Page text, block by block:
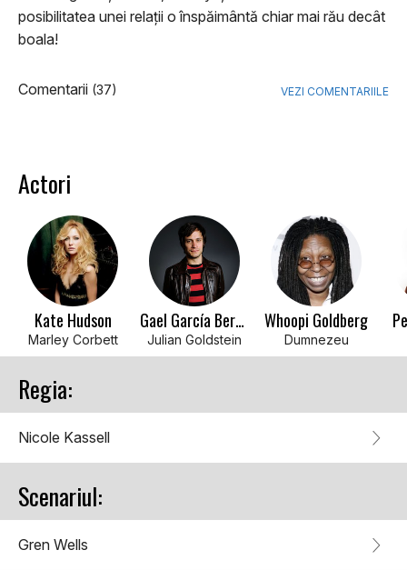
posibilitatea unei relații o înspăimântă chiar mai rău decât
boala!
Comentarii (37) VEZI COMENTARIILE
Actori
Kate Hudson
Marley Corbett
Gael García Bernal
Julian Goldstein
Whoopi Goldberg
Dumnezeu
Regia:
Nicole Kassell
Scenariul:
Gren Wells